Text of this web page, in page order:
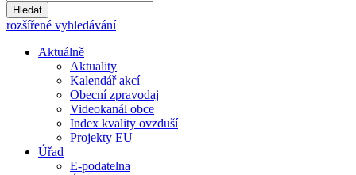
Hledat
rozšířené vyhledávání
Aktuálně
Aktuality
Kalendář akcí
Obecní zpravodaj
Videokanál obce
Index kvality ovzduší
Projekty EU
Úřad
E-podatelna